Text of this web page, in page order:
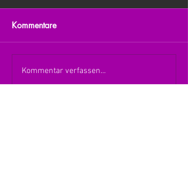
Kommentare
Kommentar verfassen...